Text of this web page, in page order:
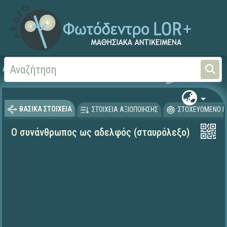
Αρχική
ΒΑΣΙΚΑ ΣΤΟΙΧΕΙΑ ΣΤΟΙΧΕΙΑ ΑΞΙΟΠΟΙΗΣΗΣ ΣΤΟΧΕΥΟΜΕΝΟ
Ο συνάνθρωπος ως αδελφός (σταυρόλεξο)